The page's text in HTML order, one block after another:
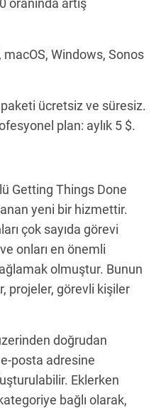
macOS, Windows, Sonos
paketi ücretsiz ve süresiz.
plan: aylık 5 $.
Getting Things Done
yeni bir hizmettir.
çok sayıda görevi
onları en önemli
olmuştur. Bunun
projeler, görevli kişiler
doğrudan
posta adresine
Eklerken
bağlı olarak,